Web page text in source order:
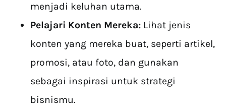
menjadi keluhan utama.
Pelajari Konten Mereka: Lihat jenis
konten yang mereka buat, seperti artikel,
promosi, atau foto, dan gunakan
sebagai inspirasi untuk strategi
bisnismu.